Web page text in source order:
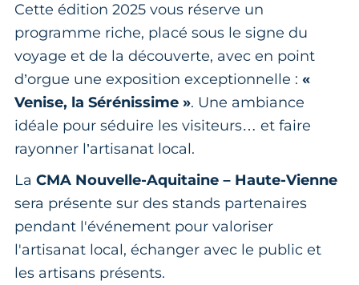
Cette édition 2025 vous réserve un
programme riche, placé sous le signe du
voyage et de la découverte, avec en point
d’orgue une exposition exceptionnelle : «
Venise, la Sérénissime ». Une ambiance
idéale pour séduire les visiteurs… et faire
rayonner l’artisanat local.
La CMA Nouvelle-Aquitaine – Haute-Vienne
sera présente sur des stands partenaires
pendant l'événement pour valoriser
l'artisanat local, échanger avec le public et
les artisans présents.